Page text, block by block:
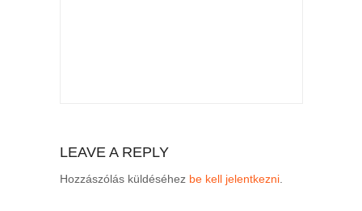
LEAVE A REPLY
Hozzászólás küldéséhez be kell jelentkezni.